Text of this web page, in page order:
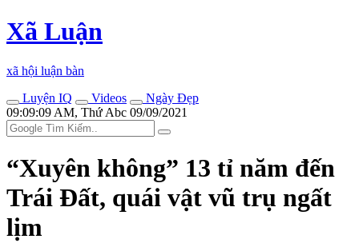
Xã Luận
xã hội luận bàn
Luyện IQ
Videos
Ngày Đẹp
09:09:09 AM, Thứ Abc 09/09/2021
“Xuyên không” 13 tỉ năm đến
Trái Đất, quái vật vũ trụ ngất
lịm